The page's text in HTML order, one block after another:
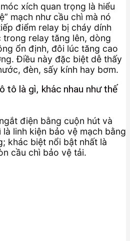
xích quan trọng là hiểu
mạch như cầu chì mà nó
điểm relay bị cháy dính
relay tăng lên, dòng
ổn định, đôi lúc tăng cao
Điều này đặc biệt dễ thấy
đèn, sấy kính hay bơm.
tô là gì, khác nhau như thế
điện bằng cuộn hút và
linh kiện bảo vệ mạch bằng
khác biệt nổi bật nhất là
cầu chì bảo vệ tải.